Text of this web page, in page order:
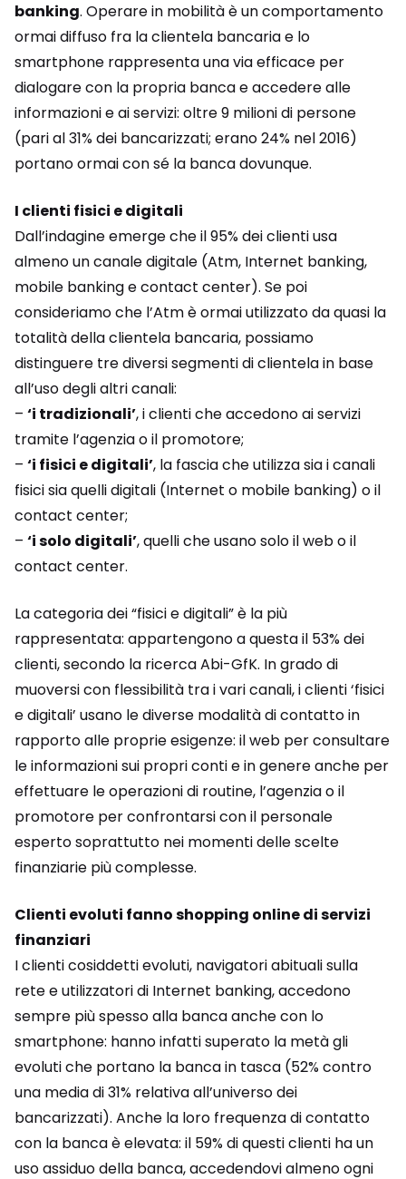
banking. Operare in mobilità è un comportamento
ormai diffuso fra la clientela bancaria e lo
smartphone rappresenta una via efficace per
dialogare con la propria banca e accedere alle
informazioni e ai servizi: oltre 9 milioni di persone
(pari al 31% dei bancarizzati; erano 24% nel 2016)
portano ormai con sé la banca dovunque.
I clienti fisici e digitali
Dall’indagine emerge che il 95% dei clienti usa
almeno un canale digitale (Atm, Internet banking,
mobile banking e contact center). Se poi
consideriamo che l’Atm è ormai utilizzato da quasi la
totalità della clientela bancaria, possiamo
distinguere tre diversi segmenti di clientela in base
all’uso degli altri canali:
– ‘i tradizionali’, i clienti che accedono ai servizi
tramite l’agenzia o il promotore;
– ‘i fisici e digitali’, la fascia che utilizza sia i canali
fisici sia quelli digitali (Internet o mobile banking) o il
contact center;
– ‘i solo digitali’, quelli che usano solo il web o il
contact center.
La categoria dei “fisici e digitali” è la più
rappresentata: appartengono a questa il 53% dei
clienti, secondo la ricerca Abi-GfK. In grado di
muoversi con flessibilità tra i vari canali, i clienti ‘fisici
e digitali’ usano le diverse modalità di contatto in
rapporto alle proprie esigenze: il web per consultare
le informazioni sui propri conti e in genere anche per
effettuare le operazioni di routine, l’agenzia o il
promotore per confrontarsi con il personale
esperto soprattutto nei momenti delle scelte
finanziarie più complesse.
Clienti evoluti fanno shopping online di servizi
finanziari
I clienti cosiddetti evoluti, navigatori abituali sulla
rete e utilizzatori di Internet banking, accedono
sempre più spesso alla banca anche con lo
smartphone: hanno infatti superato la metà gli
evoluti che portano la banca in tasca (52% contro
una media di 31% relativa all’universo dei
bancarizzati). Anche la loro frequenza di contatto
con la banca è elevata: il 59% di questi clienti ha un
uso assiduo della banca, accedendovi almeno ogni